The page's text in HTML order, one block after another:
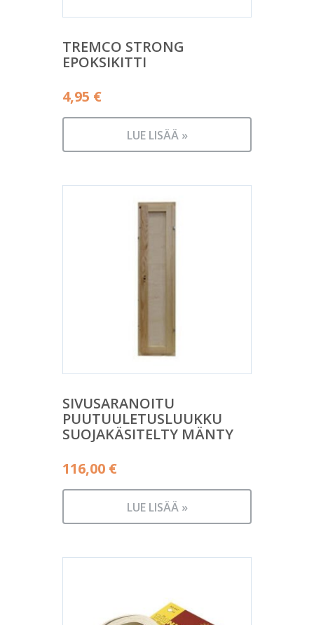
TREMCO STRONG
EPOKSIKITTI
4,95 €
LUE LISÄÄ »
SIVUSARANOITU
PUUTUULETUSLUUKKU
SUOJAKÄSITELTY MÄNTY
116,00 €
LUE LISÄÄ »